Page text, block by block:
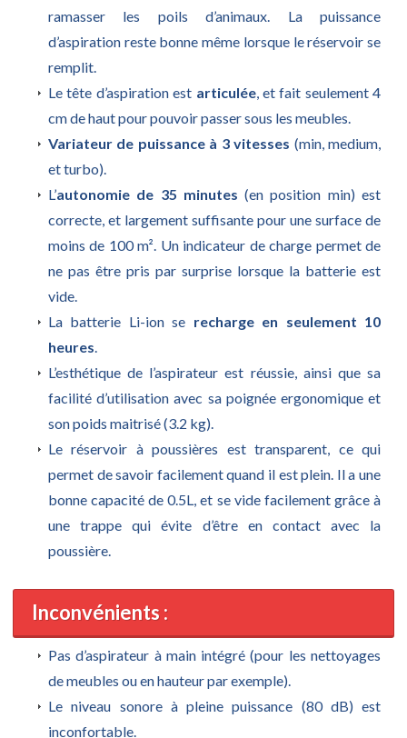
ramasser les poils d’animaux. La puissance
d’aspiration reste bonne même lorsque le réservoir se
remplit.
Le tête d’aspiration est articulée, et fait seulement 4
cm de haut pour pouvoir passer sous les meubles.
Variateur de puissance à 3 vitesses (min, medium,
et turbo).
L’autonomie de 35 minutes (en position min) est
correcte, et largement suffisante pour une surface de
moins de 100 m². Un indicateur de charge permet de
ne pas être pris par surprise lorsque la batterie est
vide.
La batterie Li-ion se recharge en seulement 10
heures
L’esthétique de l’aspirateur est réussie, ainsi que sa
facilité d’utilisation avec sa poignée ergonomique et
son poids maitrisé (3.2 kg).
Le réservoir à poussières est transparent, ce qui
permet de savoir facilement quand il est plein. Il a une
bonne capacité de 0.5L, et se vide facilement grâce à
une trappe qui évite d’être en contact avec la
poussière.
Inconvénients :
Pas d’aspirateur à main intégré (pour les nettoyages
de meubles ou en hauteur par exemple).
Le niveau sonore à pleine puissance (80 dB) est
inconfortable.